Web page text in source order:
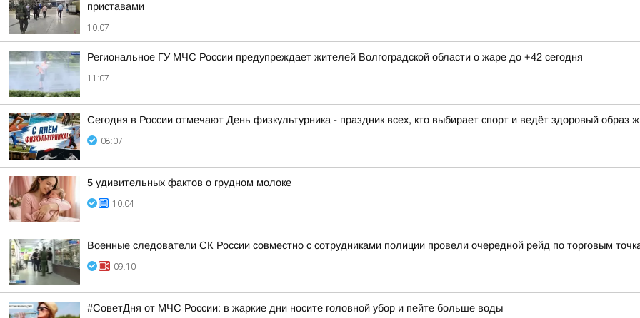
приставами
10:07
Региональное ГУ МЧС России предупреждает жителей Волгоградской области о жаре до +42 сегодня
11:07
Сегодня в России отмечают День физкультурника - праздник всех, кто выбирает спорт и ведёт здоровый образ
08:07
5 удивительных фактов о грудном молоке
10:04
Военные следователи СК России совместно с сотрудниками полиции провели очередной рейд по торговым
09:10
#СоветДня от МЧС России: в жаркие дни носите головной убор и пейте больше воды